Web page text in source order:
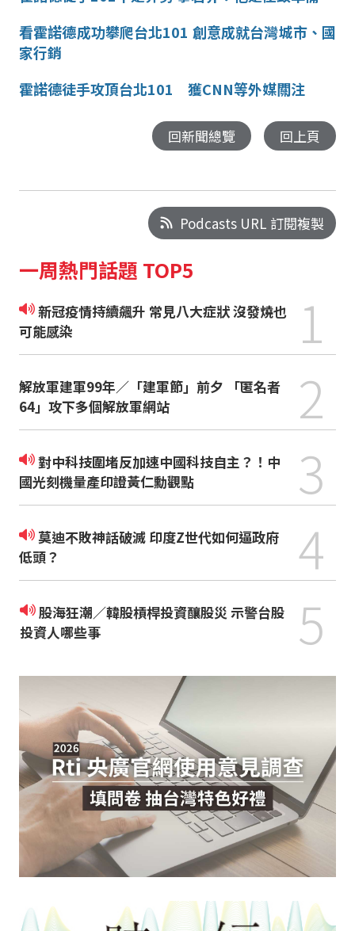
看霍諾德成功攀爬台北101 創意成就台灣城市、國
家行銷
霍諾德徒手攻頂台北101 獲CNN等外媒關注
回新聞總覽 回上頁
Podcasts URL 訂閱複製
一周熱門話題 TOP5
新冠疫情持續飆升 常見八大症狀 沒發燒也
可能感染
1
解放軍建軍99年／「建軍節」前夕 「匿名者
64」攻下多個解放軍網站
2
對中科技圍堵反加速中國科技自主？！中
國光刻機量產印證黃仁勳觀點
3
莫迪不敗神話破滅 印度Z世代如何逼政府
低頭？
4
股海狂潮／韓股槓桿投資釀股災 示警台股
投資人哪些事
5